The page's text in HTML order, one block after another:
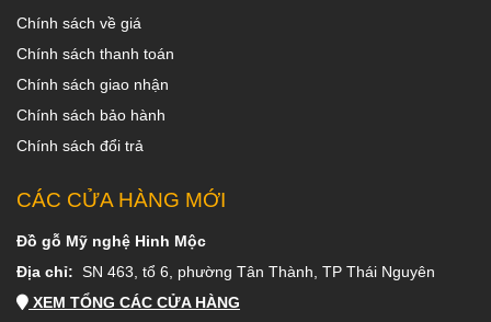
Chính sách về giá
Chính sách thanh toán
Chính sách giao nhận
Chính sách bảo hành
Chính sách đổi trả
CÁC CỬA HÀNG MỚI
Đồ gỗ Mỹ nghệ Hinh Mộc
Địa chỉ: SN 463, tổ 6, phường Tân Thành, TP Thái Nguyên
XEM TỔNG CÁC CỬA HÀNG